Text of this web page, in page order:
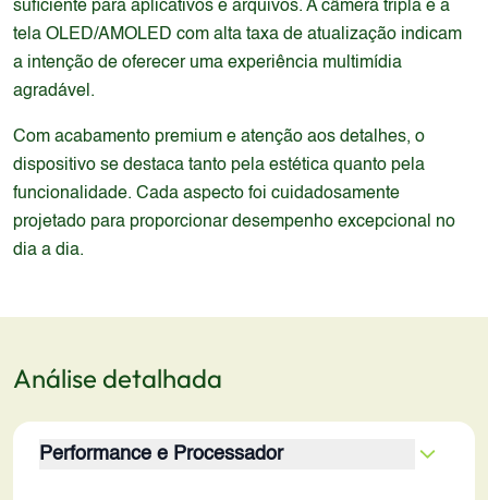
suficiente para aplicativos e arquivos. A câmera tripla e a
tela OLED/AMOLED com alta taxa de atualização indicam
a intenção de oferecer uma experiência multimídia
agradável.
Com acabamento premium e atenção aos detalhes, o
dispositivo se destaca tanto pela estética quanto pela
funcionalidade. Cada aspecto foi cuidadosamente
projetado para proporcionar desempenho excepcional no
dia a dia.
Análise detalhada
Performance e Processador